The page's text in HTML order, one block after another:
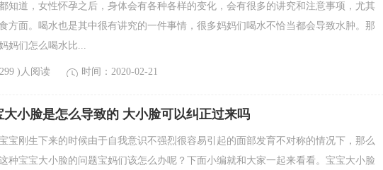
知道，女性怀孕之后，身体会有各种各样的变化，会有很多的讲究和注意事项，尤其
方面。喝水也是其中很有讲究的一件事情，很多妈妈们喝水不恰当都会导致水肿。那
妈们怎么喝水比...
)人阅读 时间：2020-02-21
大小脸是怎么导致的 大小脸可以纠正过来吗
宝刚生下来的时候由于自我意识不强烈很容易引起的面部发育不对称的情况下，那么
种宝宝大小脸的问题宝妈们该怎么办呢？下面小编就和大家一起来看看。宝宝大小脸